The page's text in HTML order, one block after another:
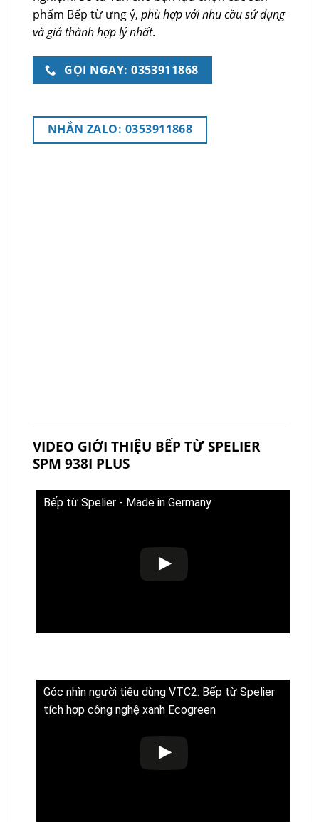
phẩm Bếp từ ưng ý, phù hợp với nhu cầu sử dụng
và giá thành hợp lý nhất.
GỌI NGAY: 0353911868
NHẮN ZALO: 0353911868
VIDEO GIỚI THIỆU BẾP TỪ SPELIER
SPM 938I PLUS
Bếp từ Spelier - Made in Germany
Góc nhìn người tiêu dùng VTC2: Bếp từ Spelier
tích hợp công nghệ xanh Ecogreen